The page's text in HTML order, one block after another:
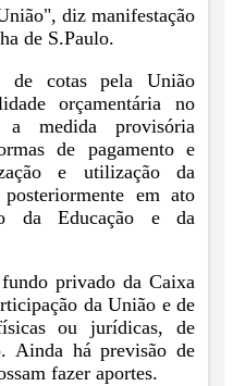
diz manifestação
de S.Paulo.
de cotas pela União
orçamentária no
medida provisória
de pagamento e
e utilização da
em ato
da Educação e da
privado da Caixa
da União e de
ou jurídicas, de
Ainda há previsão de
fazer aportes.